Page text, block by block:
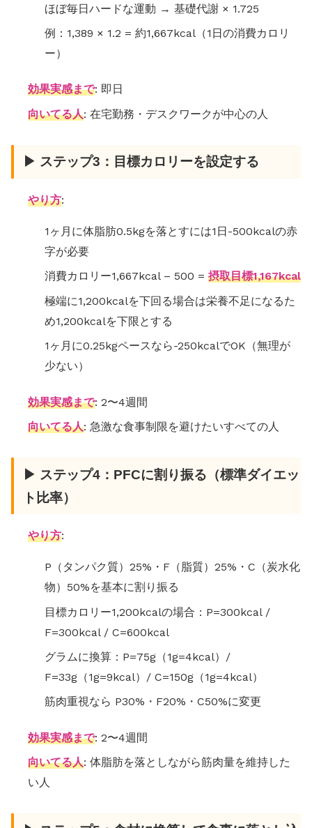
ほぼ毎日ハードな運動 → 基礎代謝 × 1.725
例：1,389 × 1.2 = 約1,667kcal（1日の消費カロリ
ー）
効果実感まで: 即日
向いてる人: 在宅勤務・デスクワークが中心の人
▶ ステップ3：目標カロリーを設定する
やり方:
1ヶ月に体脂肪0.5kgを落とすには1日-500kcalの赤
字が必要
消費カロリー1,667kcal – 500 = 摂取目標1,167kcal
極端に1,200kcalを下回る場合は栄養不足になるた
め1,200kcalを下限とする
1ヶ月に0.25kgペースなら-250kcalでOK（無理が
少ない）
効果実感まで: 2〜4週間
向いてる人: 急激な食事制限を避けたいすべての人
▶ ステップ4：PFCに割り振る（標準ダイエッ
ト比率）
やり方:
P（タンパク質）25%・F（脂質）25%・C（炭水化
物）50%を基本に割り振る
目標カロリー1,200kcalの場合：P=300kcal /
F=300kcal / C=600kcal
グラムに換算：P=75g（1g=4kcal）/
F=33g（1g=9kcal）/ C=150g（1g=4kcal）
筋肉重視なら P30%・F20%・C50%に変更
効果実感まで: 2〜4週間
向いてる人: 体脂肪を落としながら筋肉量を維持した
い人